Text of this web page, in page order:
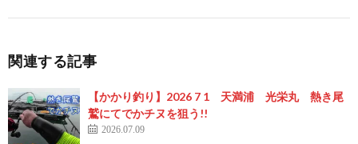
関連する記事
【かかり釣り】2026 7 1 天満浦 光栄丸 熱き尾
鷲にてでかチヌを狙う!!
2026.07.09